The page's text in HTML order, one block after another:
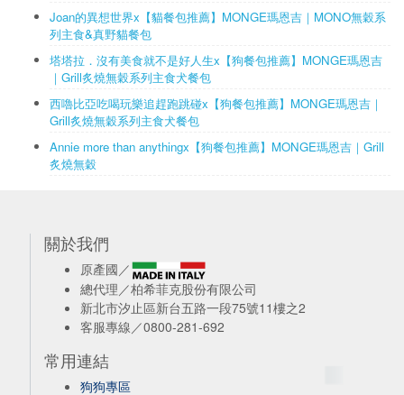
Joan的異想世界x【貓餐包推薦】MONGE瑪恩吉｜MONO無穀系
列主食&真野貓餐包
塔塔拉．沒有美食就不是好人生x【狗餐包推薦】MONGE瑪恩吉
｜Grill炙燒無穀系列主食犬餐包
西嚕比亞吃喝玩樂追趕跑跳碰x【狗餐包推薦】MONGE瑪恩吉｜
Grill炙燒無穀系列主食犬餐包
Annie more than anythingx【狗餐包推薦】MONGE瑪恩吉｜Grill
炙燒無穀
關於我們
原產國／
總代理／柏希菲克股份有限公司
新北市汐止區新台五路一段75號11樓之2
客服專線／0800-281-692
常用連結
狗狗專區